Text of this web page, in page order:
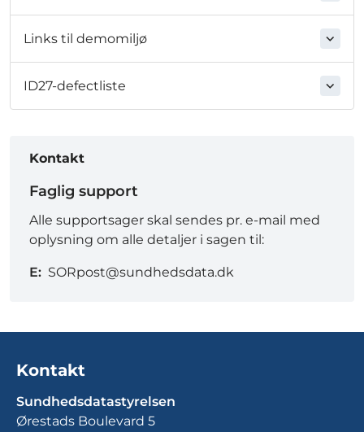
Links til demomiljø
ID27-defectliste
Kontakt
Faglig support
Alle supportsager skal sendes pr. e-mail med
oplysning om alle detaljer i sagen til:
E: SORpost@sundhedsdata.dk
Kontakt
Sundhedsdatastyrelsen
Ørestads Boulevard 5